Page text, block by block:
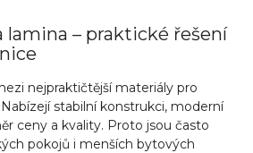
c
r
v
k
y
á
lamina – praktické řešení
nejpraktičtější materiály pro
stabilní konstrukci, moderní
ceny a kvality. Proto jsou často
pokojů i menších bytových